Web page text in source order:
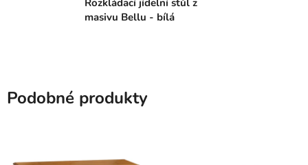
masivu Bellu - bílá
Podobné produkty